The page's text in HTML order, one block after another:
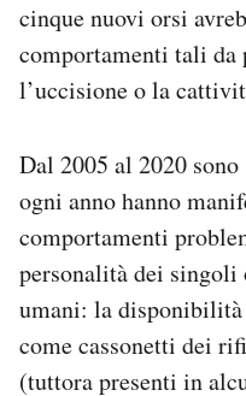
cinque nuovi orsi
comportamenti tali da
l’uccisione o la
Dal 2005 al 2020
ogni anno hanno
comportamenti
personalità dei singoli
umani: la
come cassonetti dei
(tuttora presenti in